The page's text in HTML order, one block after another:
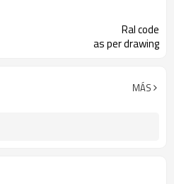
Ral code
as per drawing
MÁS